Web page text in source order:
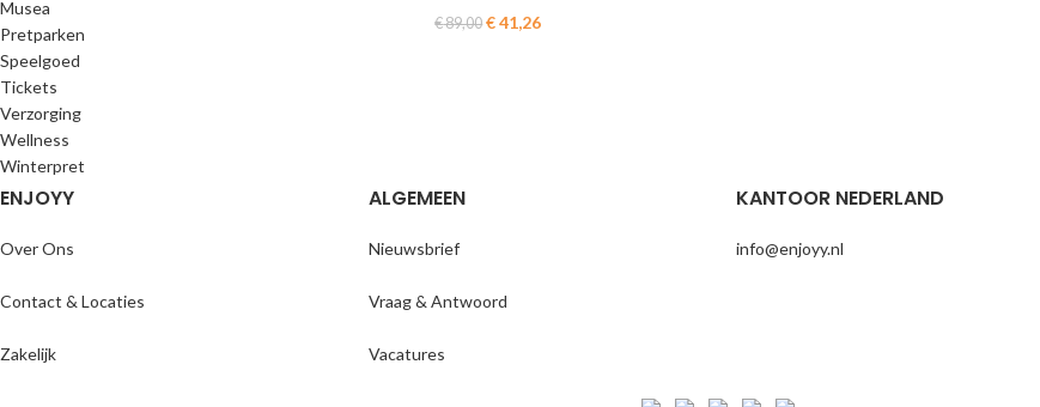
Musea
Pretparken
Speelgoed
Tickets
Verzorging
Wellness
Winterpret
€89,00 €41,26
ENJOYY
Over Ons
Contact & Locaties
Zakelijk
ALGEMEEN
Nieuwsbrief
Vraag & Antwoord
Vacatures
KANTOOR NEDERLAND
info@enjoyy.nl